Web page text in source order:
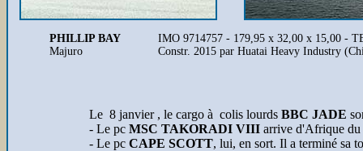
PHILLIP BAY
Majuro
IMO 9714757 - 179,95 x 32,00 x 15,00 -
Constr. 2015 par Huatai Heavy Industry
Le 8 janvier , le cargo à colis lourds BBC JADE
- Le pc MSC TAKORADI VIII arrive d'Afrique
- Le pc CAPE SCOTT, lui, en sort. Il a terminé sa